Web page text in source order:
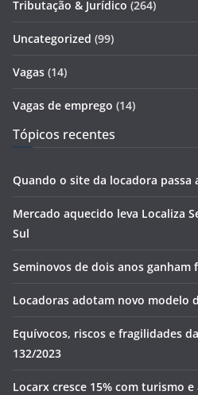
Tributação & Jurídico (264)
Uncategorized (99)
Vagas (14)
Vagas de emprego (14)
Tópicos recentes
Quando o site da locadora passa
Mercado aquecido leva Localiza
Sul
Seminovos de dois anos ganham
Locadoras adotam novo modelo
Equívocos, riscos e fragilidades
132/2023
Locarx cresce 15% com turismo